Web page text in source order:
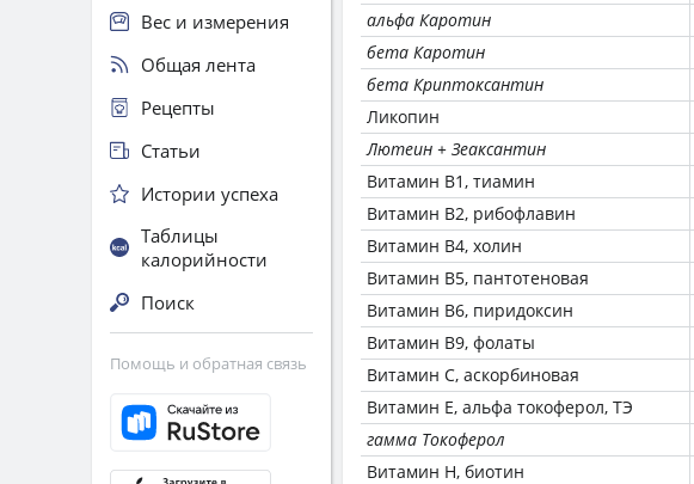
альфа Каротин
бета Каротин
бета Криптоксантин
Ликопин
Лютеин + Зеаксантин
Витамин В1, тиамин
Витамин В2, рибофлавин
Витамин В4, холин
Витамин В5, пантотеновая
Витамин В6, пиридоксин
Витамин В9, фолаты
Витамин C, аскорбиновая
Витамин Е, альфа токоферол, ТЭ
гамма Токоферол
Витамин Н, биотин
Вес и измерения
Общая лента
Рецепты
Статьи
Истории успеха
Таблицы
калорийности
Поиск
Помощь и обратная связь